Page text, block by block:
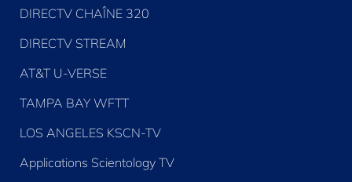
DIRECTV CHAÎNE 320
DIRECTV STREAM
AT&T U-VERSE
TAMPA BAY WFTT
LOS ANGELES KSCN-TV
Applications Scientology TV